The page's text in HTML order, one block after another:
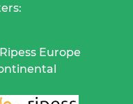
Europe